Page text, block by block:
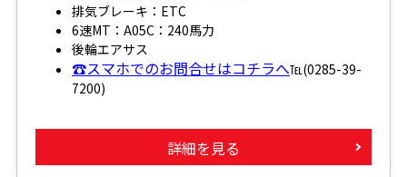
排気ブレーキ：ETC
6速MT：A05C：240馬力
後輪エアサス
☎スマホでのお問合せはコチラへ℡(0285-39-
7200)
詳細を見る